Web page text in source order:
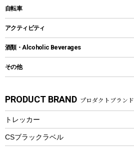
グランドシート
ガイドロープ
ツール
焚き火台&ストーブ
火起こし
バーベキューツール
クッキングツール
ナイフ
カトラリー
マグカップ、カップ
ステンレスボトル
フードボトル
ディズニーボトル
保冷剤
リュック、バックパック
トートバッグ、サコッシュ
ショッピングキャリー
その他アウトドア雑貨
スプレー関係
ツール、他
インフレータブル
カヤック
パドル
ヘルメット
エアーポンプ
アクセサリー
自転車
折りたたみ自転車
スポーツサイクル
シティサイクル
自転車ウェア
アクティビティ
マリン
ラッシュガード
パラソル
フローティングベスト
酒類・Alcoholic Beverages
その他
湯たんぽ
防災用品
PRODUCT BRAND プロダクトブランド
トレッカー
CSブラックラベル